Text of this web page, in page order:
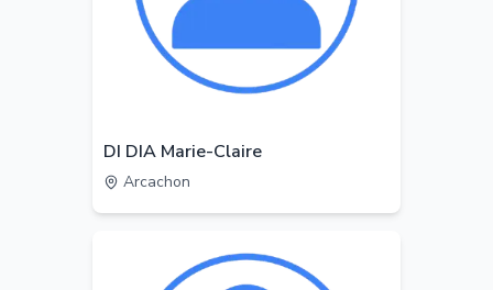
DI DIA Marie-Claire
Arcachon